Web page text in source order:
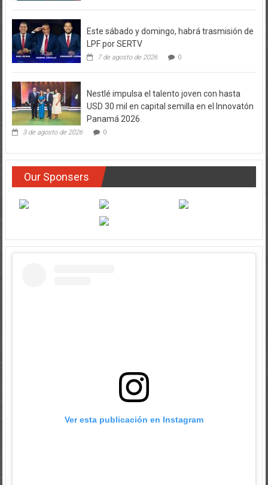
Este sábado y domingo, habrá trasmisión de
LPF por SERTV
7 de agosto de 2026 0
Nestlé impulsa el talento joven con hasta
USD 30 mil en capital semilla en el Innovatón
Panamá 2026
3 de agosto de 2026 0
Our Sponsers
Ver esta publicación en Instagram